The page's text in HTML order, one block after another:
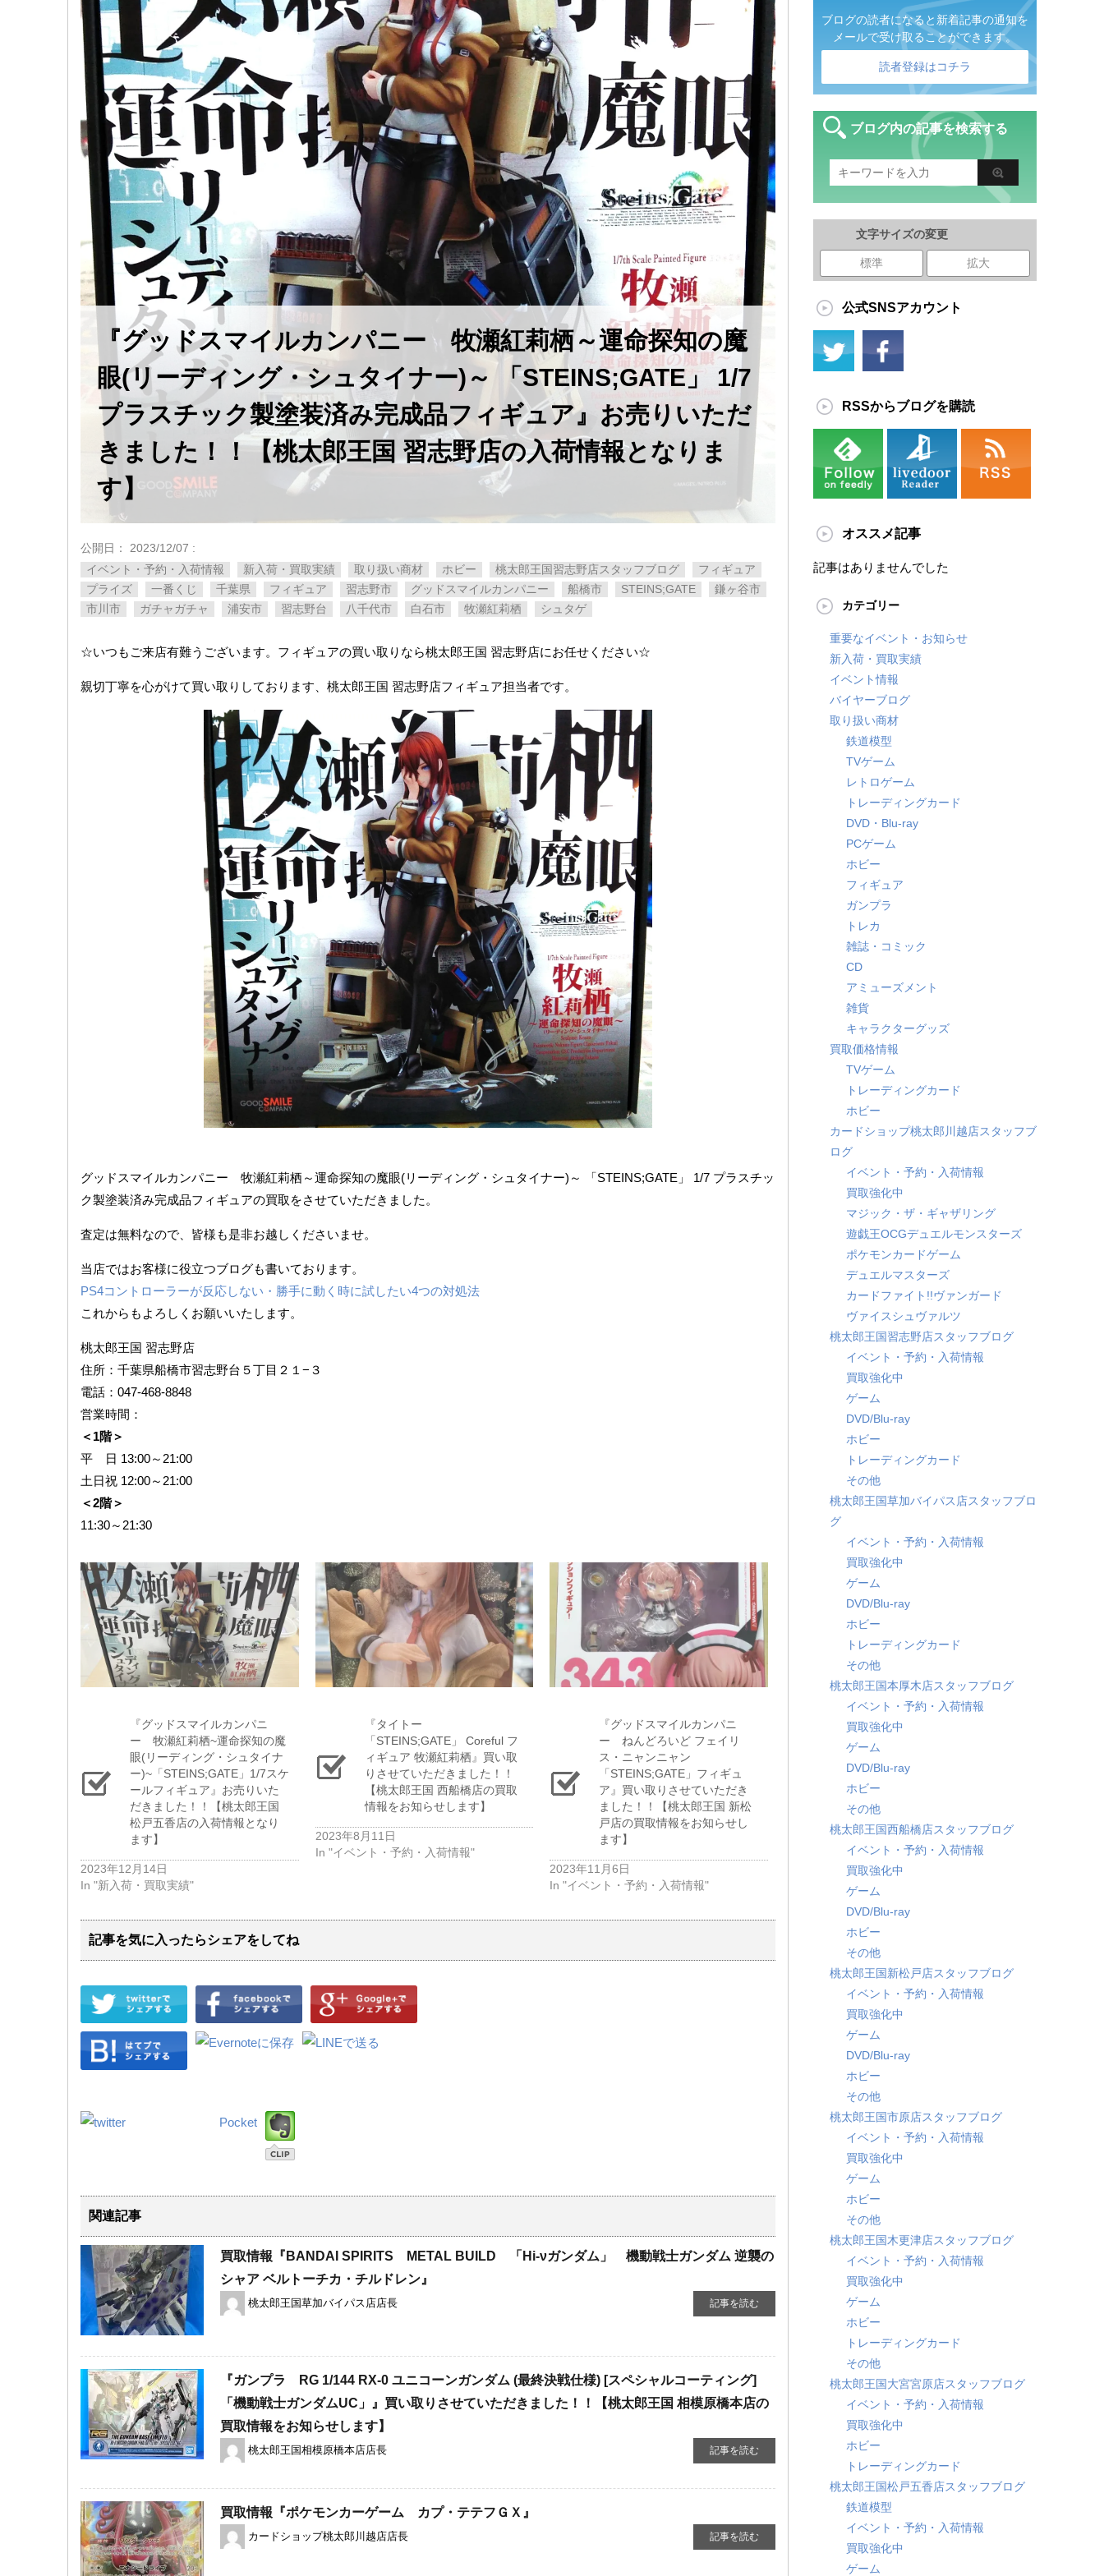
『グッドスマイルカンパニー 牧瀬紅莉栖～運命探知の魔
眼(リーディング・シュタイナー)～ ​「STEINS;GATE」 ​1/7 ​
プラスチック製塗装済み完成品フィギュア』お売りいただ
きました！！【桃太郎王国 習志野店の入荷情報となりま
す】
公開日： 2023/12/07 :
イベント・予約・入荷情報
新入荷・買取実績 取り扱い商材 ホビー 桃太郎王国習志野店スタッフブログ
フィギュア
プライズ
一番くじ 千葉県 フィギュア 習志野市 グッドスマイルカンパニー 船橋市 STEINS;GATE
鎌ヶ谷市
市川市
ガチャガチャ 浦安市 習志野台 八千代市 白石市 牧瀬紅莉栖 シュタゲ
☆いつもご来店有難うございます。フィギュアの買い取りなら桃太郎王国 習志野店にお任せください☆
親切丁寧を心がけて買い取りしております、桃太郎王国 習志野店フィギュア担当者です。
グッドスマイルカンパニー 牧瀬紅莉栖～運命探知の魔眼(リーディング・シュタイナー)～ ​「STEINS;GATE」 ​1/7 ​プラスチッ
ク製塗装済み完成品フィギュアの買取をさせていただきました。
査定は無料なので、皆様も是非お越しくださいませ。
当店ではお客様に役立つブログも書いております。
PS4コントローラーが反応しない・勝手に動く時に試したい4つの対処法
これからもよろしくお願いいたします。
桃太郎王国 習志野店
住所：千葉県船橋市習志野台５丁目２１−３
電話：047-468-8848
営業時間：
＜1階＞
平 日 13:00～21:00
土日祝 12:00～21:00
＜2階＞
11:30～21:30
『グッドスマイルカンパニ
ー 牧瀬紅莉栖~運命探知の魔
眼(リーディング・シュタイナ
ー)~「STEINS;GATE」1/7スケ
ールフィギュア』お売りいた
だきました！！【桃太郎王国
松戸五香店の入荷情報となり
ます】
2023年12月14日
In "新入荷・買取実績"
『タイトー
「STEINS;GATE」 ​Coreful ​フ
ィギュア ​牧瀬紅莉栖』買い取
りさせていただきました！！
【桃太郎王国 西船橋店の買取
情報をお知らせします】
2023年8月11日
In "イベント・予約・入荷情報"
『グッドスマイルカンパニ
ー ねんどろいど ​フェイリ
ス・ニャンニャン ​
「STEINS;GATE」フィギュ
ア』買い取りさせていただき
ました！！【桃太郎王国 新松
戸店の買取情報をお知らせし
ます】
2023年11月6日
In "イベント・予約・入荷情報"
記事を気に入ったらシェアをしてね
Pocket
関連記事
買取情報『BANDAI ​SPIRITS METAL ​BUILD 「Hi-νガンダム」 機動戦士ガンダム 逆襲の
シャア ベルトーチカ・チルドレン』
桃太郎王国草加バイパス店店長 記事を読む
『ガンプラ RG ​1/144 ​RX-0 ​ユニコーンガンダム ​(最終決戦仕様) ​[スペシャルコーティング]
「機動戦士ガンダムUC」』買い取りさせていただきました！！【桃太郎王国 相模原橋本店の
買取情報をお知らせします】
桃太郎王国相模原橋本店店長 記事を読む
買取情報『ポケモンカーゲーム カプ・テテフＧＸ』
カードショップ桃太郎川越店店長 記事を読む
ブログの読者になると新着記事の通知を
メールで受け取ることができます。
読者登録はコチラ
ブログ内の記事を検索する
文字サイズの変更
標準 拡大
公式SNSアカウント
RSSからブログを購読
オススメ記事
記事はありませんでした
カテゴリー
重要なイベント・お知らせ
新入荷・買取実績
イベント情報
バイヤーブログ
取り扱い商材
鉄道模型
TVゲーム
レトロゲーム
トレーディングカード
DVD・Blu-ray
PCゲーム
ホビー
フィギュア
ガンプラ
トレカ
雑誌・コミック
CD
アミューズメント
雑貨
キャラクターグッズ
買取価格情報
TVゲーム
トレーディングカード
ホビー
カードショップ桃太郎川越店スタッフブ
ログ
イベント・予約・入荷情報
買取強化中
マジック・ザ・ギャザリング
遊戯王OCGデュエルモンスターズ
ポケモンカードゲーム
デュエルマスターズ
カードファイト!!ヴァンガード
ヴァイスシュヴァルツ
桃太郎王国習志野店スタッフブログ
イベント・予約・入荷情報
買取強化中
ゲーム
DVD/Blu-ray
ホビー
トレーディングカード
その他
桃太郎王国草加バイパス店スタッフブロ
グ
イベント・予約・入荷情報
買取強化中
ゲーム
DVD/Blu-ray
ホビー
トレーディングカード
その他
桃太郎王国本厚木店スタッフブログ
イベント・予約・入荷情報
買取強化中
ゲーム
DVD/Blu-ray
ホビー
その他
桃太郎王国西船橋店スタッフブログ
イベント・予約・入荷情報
買取強化中
ゲーム
DVD/Blu-ray
ホビー
その他
桃太郎王国新松戸店スタッフブログ
イベント・予約・入荷情報
買取強化中
ゲーム
DVD/Blu-ray
ホビー
その他
桃太郎王国市原店スタッフブログ
イベント・予約・入荷情報
買取強化中
ゲーム
ホビー
その他
桃太郎王国木更津店スタッフブログ
イベント・予約・入荷情報
買取強化中
ゲーム
ホビー
トレーディングカード
その他
桃太郎王国大宮宮原店スタッフブログ
イベント・予約・入荷情報
買取強化中
ホビー
トレーディングカード
桃太郎王国松戸五香店スタッフブログ
鉄道模型
イベント・予約・入荷情報
買取強化中
ゲーム